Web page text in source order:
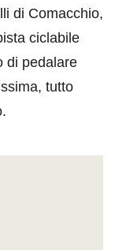
di Comacchio,
ciclabile
di pedalare
tutto